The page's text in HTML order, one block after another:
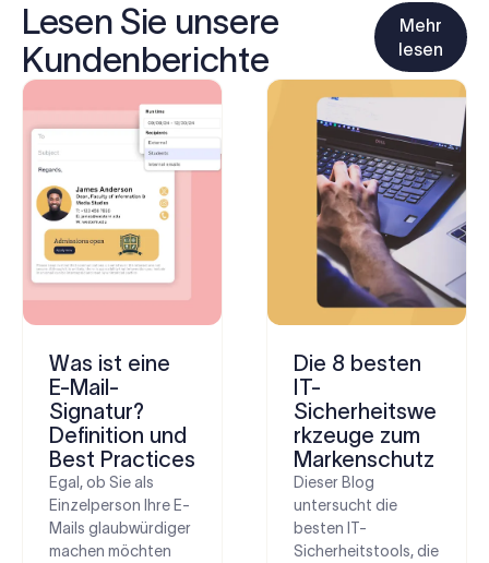
Lesen Sie unsere
Kundenberichte
Mehr
lesen
Was ist eine
E-Mail-
Signatur?
Definition und
Best Practices
Egal, ob Sie als
Einzelperson Ihre E-
Mails glaubwürdiger
machen möchten
Die 8 besten
IT-
Sicherheitswe
rkzeuge zum
Markenschutz
Dieser Blog
untersucht die
besten IT-
Sicherheitstools, die